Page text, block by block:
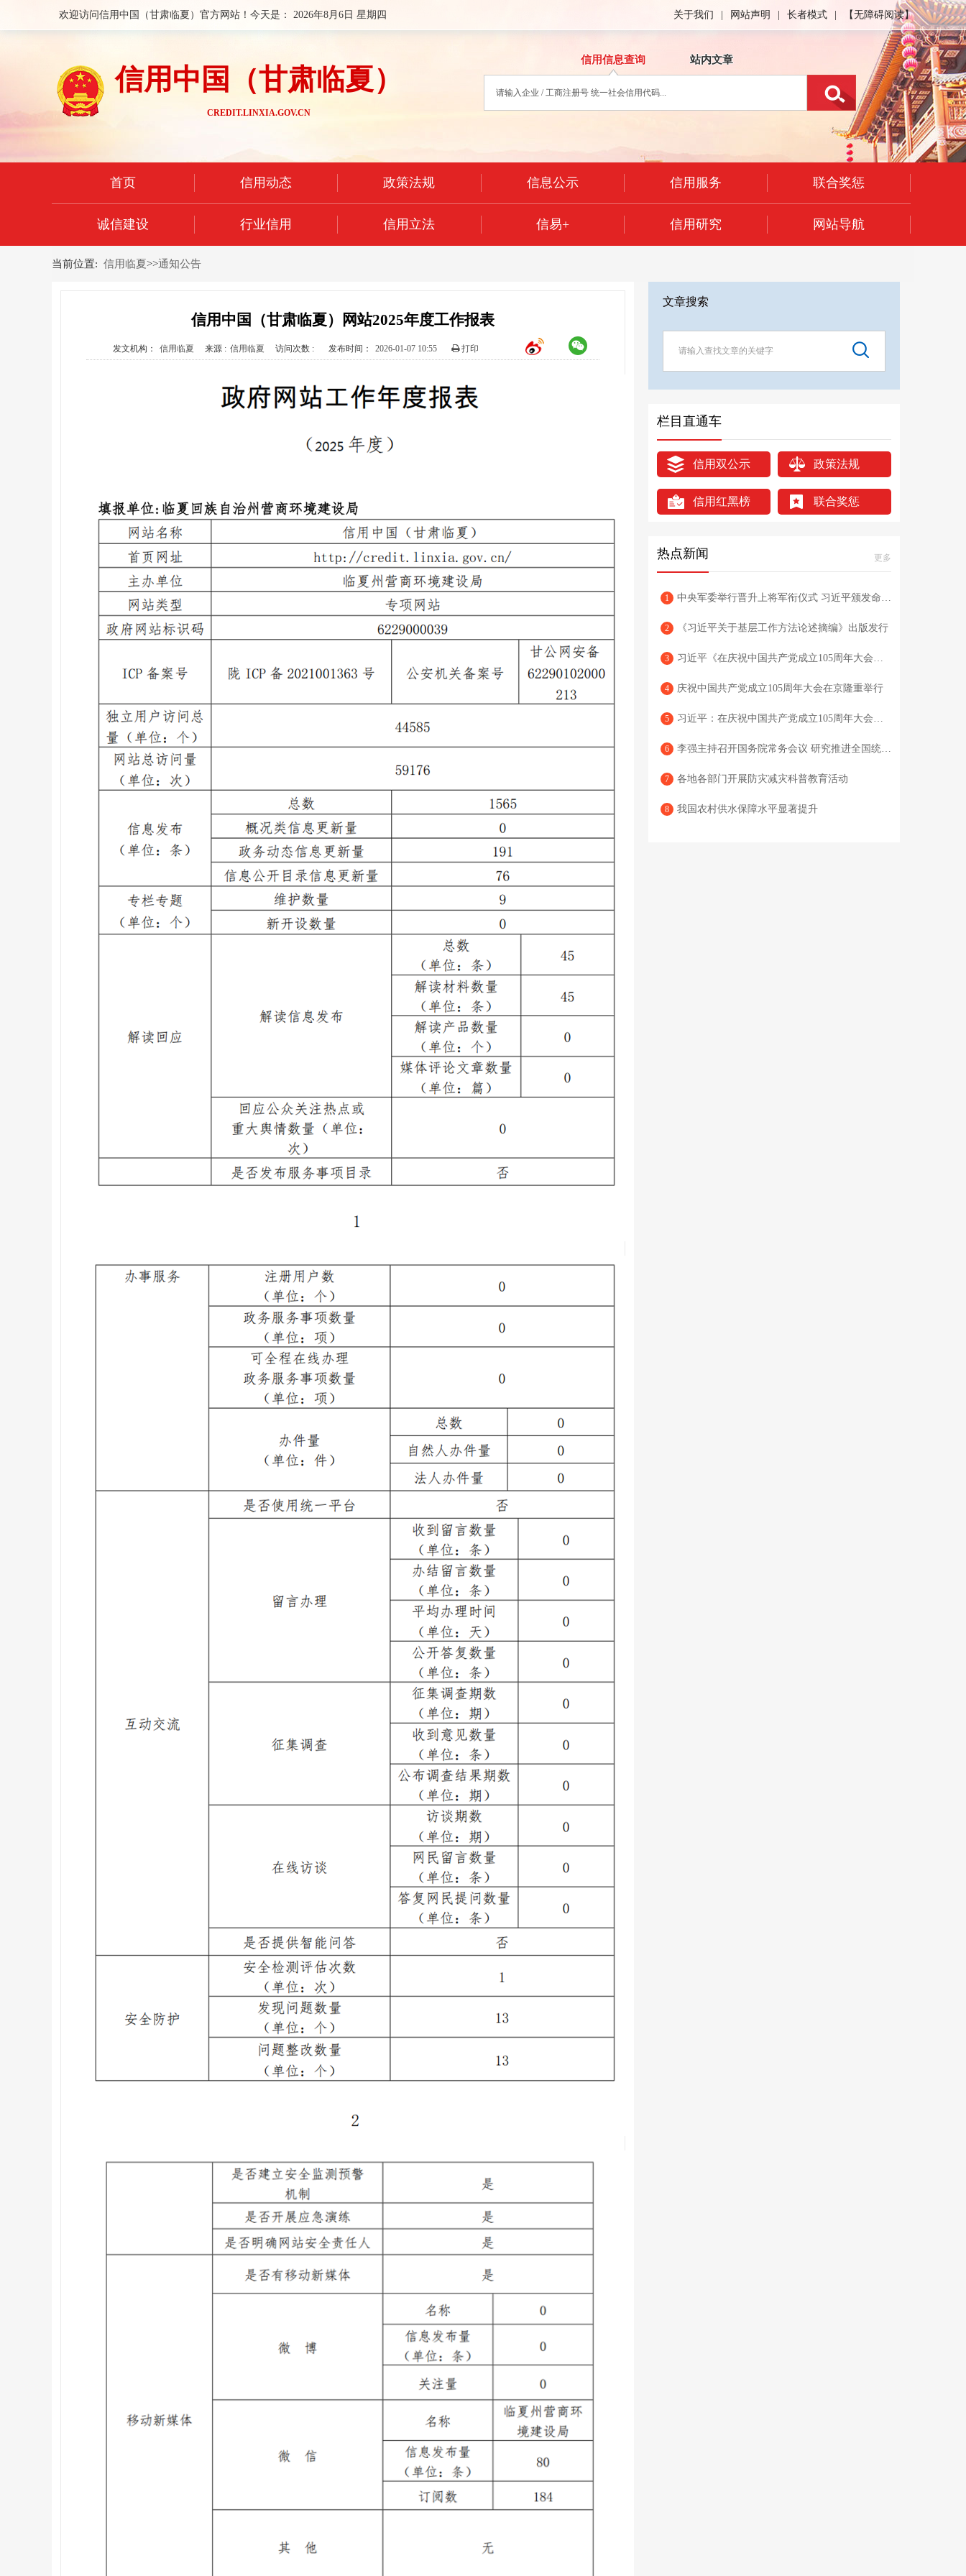
欢迎访问信用中国（甘肃临夏）官方网站！今天是： 2026年8月6日 星期四 关于我们 网站声明 长者模式 【无障碍阅读】
信用中国（甘肃临夏）
CREDIT.LINXIA.GOV.CN
信用信息查询 站内文章
首页 信用动态 政策法规 信息公示 信用服务 联合奖惩
诚信建设 行业信用 信用立法 信易+ 信用研究 网站导航
当前位置: 信用临夏>>通知公告
信用中国（甘肃临夏）网站2025年度工作报表
发文机构： 信用临夏 来源 : 信用临夏 访问次数 : 发布时间： 2026-01-07 10:55 打印
文章搜索
栏目直通车
信用双公示 政策法规
信用红黑榜 联合奖惩
更多
热点新闻
1 中央军委举行晋升上将军衔仪式 习近平颁发命令状并向晋衔的军官表示祝贺
2 《习近平关于基层工作方法论述摘编》出版发行
3 习近平《在庆祝中国共产党成立105周年大会上的讲话》单行本出版
4 庆祝中国共产党成立105周年大会在京隆重举行
5 习近平：在庆祝中国共产党成立105周年大会上的讲话
6 李强主持召开国务院常务会议 研究推进全国统一大市场建设有关工作 审议通过《现代化应急体系建设“十五五”规划》 讨论《中华人民共和国中国人民银行法（修订草案）》
7 各地各部门开展防灾减灾科普教育活动
8 我国农村供水保障水平显著提升